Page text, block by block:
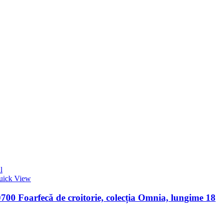
View
Foarfecă de croitorie, colecția Omnia, lungime 18